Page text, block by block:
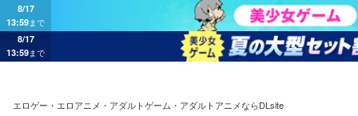
8/17
13:59まで
8/17
13:59まで
エロゲー・エロアニメ・アダルトゲーム・アダルトアニメならDLsite